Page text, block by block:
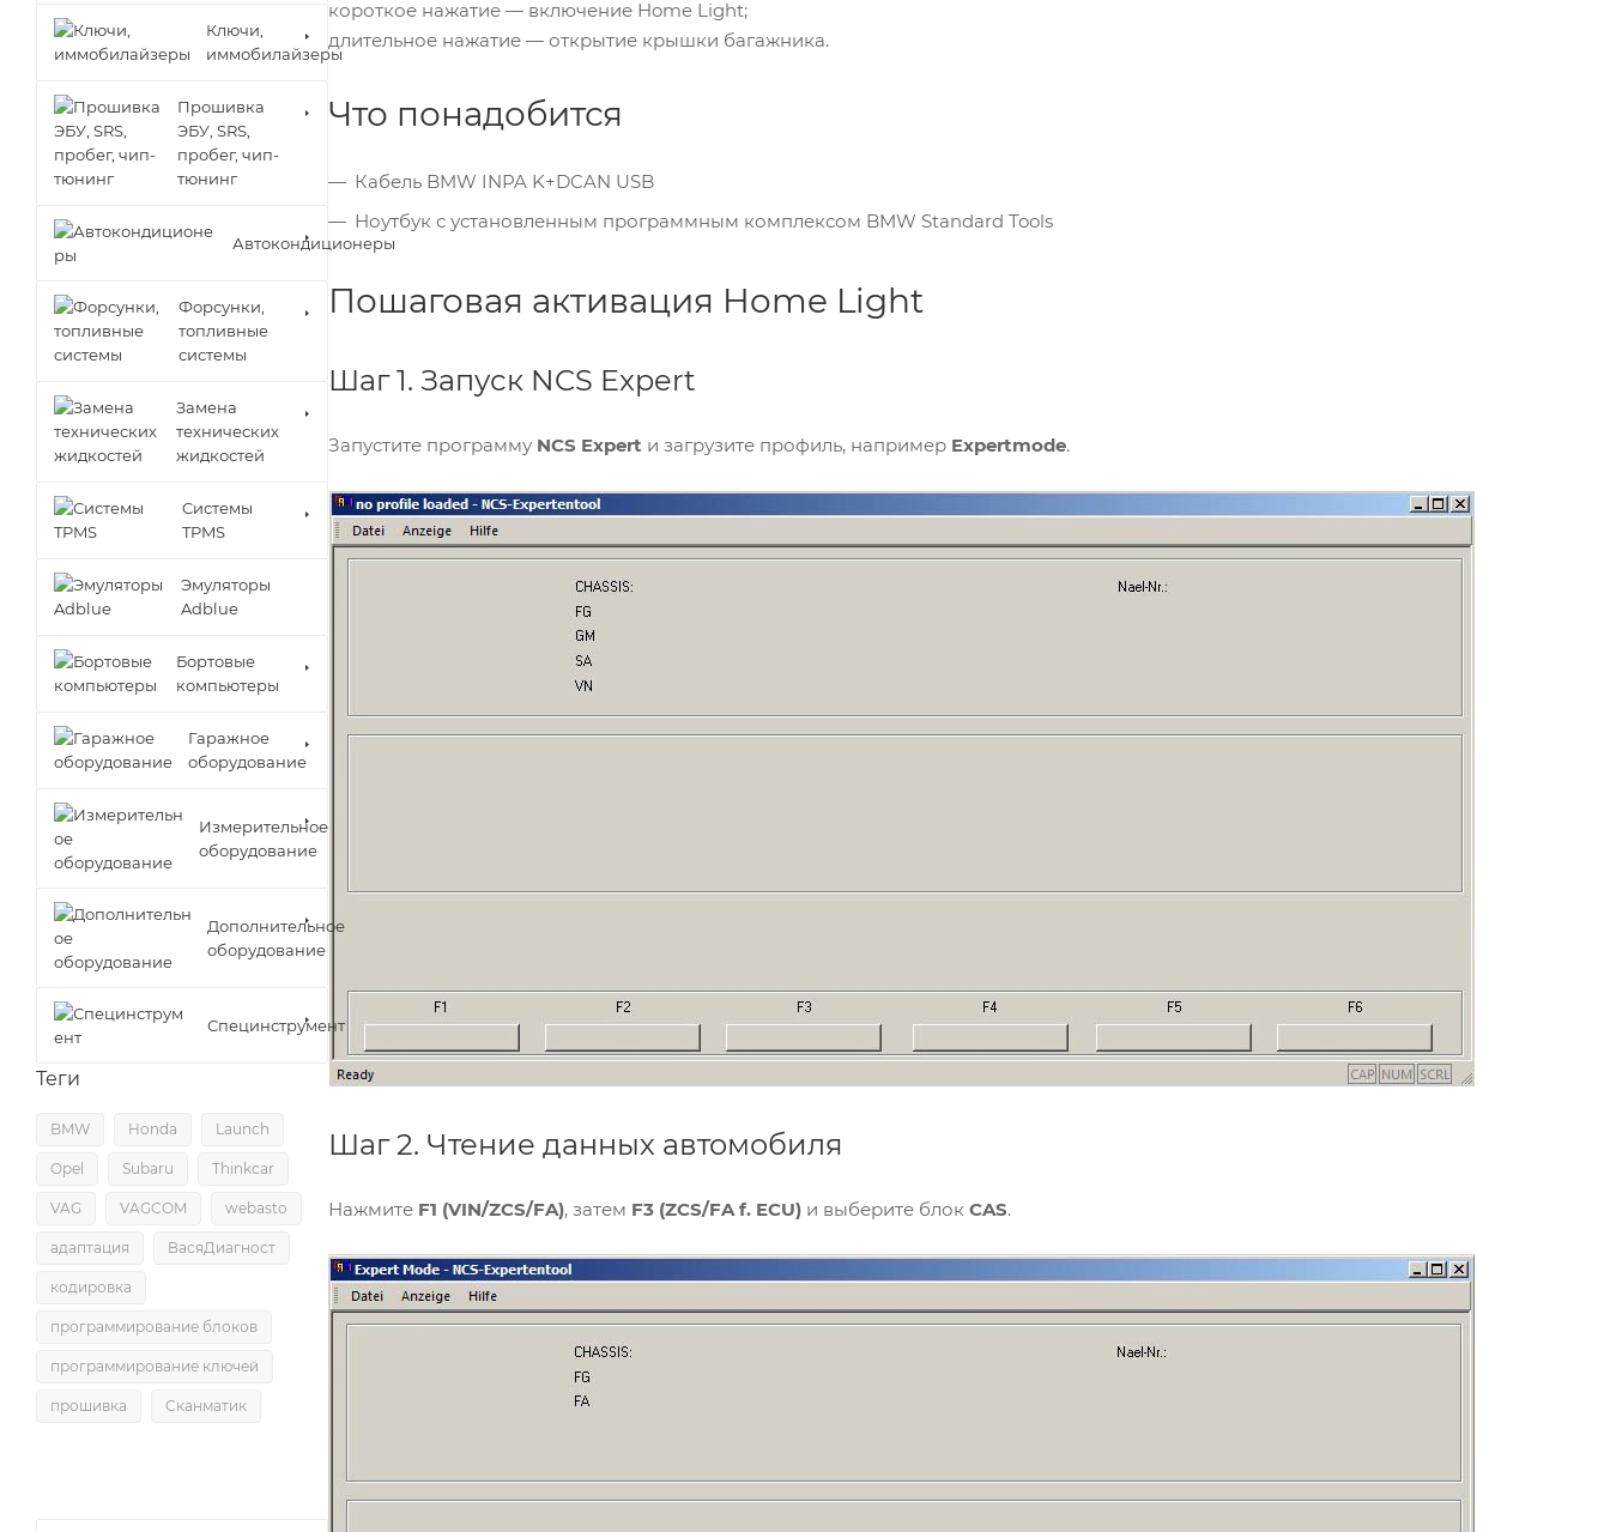
короткое нажатие — включение Home Light;
длительное нажатие — открытие крышки багажника.
Что понадобится
Кабель BMW INPA K+DCAN USB
Ноутбук с установленным программным комплексом BMW Standard Tools
Пошаговая активация Home Light
Шаг 1. Запуск NCS Expert
Запустите программу NCS Expert и загрузите профиль, например Expertmode.
Шаг 2. Чтение данных автомобиля
Нажмите F1 (VIN/ZCS/FA), затем F3 (ZCS/FA f. ECU) и выберите блок CAS.
Ключи,
иммобилайзеры
Прошивка
ЭБУ, SRS,
пробег, чип-
тюнинг
Автокондиционеры
Форсунки,
топливные
системы
Замена
технических
жидкостей
Cистемы
TPMS
Эмуляторы
Adblue
Бортовые
компьютеры
Гаражное
оборудование
Измерительное
оборудование
Дополнительное
оборудование
Специнструмент
Теги
BMW Honda Launch
Opel Subaru Thinkcar
VAG VAGCOM webasto
адаптация ВасяДиагност
кодировка
программирование блоков
программирование ключей
прошивка Сканматик